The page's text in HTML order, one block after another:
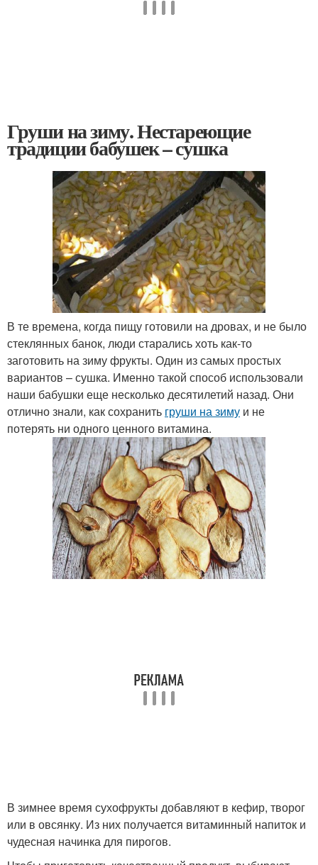
Груши на зиму. Нестареющие
традиции бабушек – сушка
В те времена, когда пищу готовили на дровах, и не было
стеклянных банок, люди старались хоть как-то
заготовить на зиму фрукты. Один из самых простых
вариантов – сушка. Именно такой способ использовали
наши бабушки еще несколько десятилетий назад. Они
отлично знали, как сохранить груши на зиму и не
потерять ни одного ценного витамина.
В зимнее время сухофрукты добавляют в кефир, творог
или в овсянку. Из них получается витаминный напиток и
чудесная начинка для пирогов.